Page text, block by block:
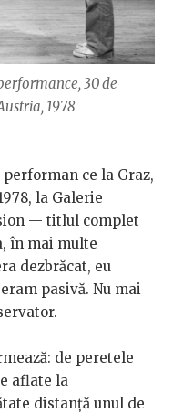
30 de
1978
ce la Graz,
la Galerie
— titlul complet
în mai multe
dezbrăcat, eu
pasivă. Nu mai
de peretele
aflate la
distanţă unul de